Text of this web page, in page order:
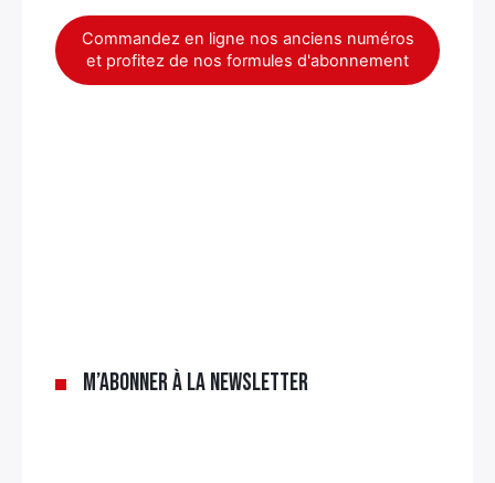
Commandez en ligne nos anciens numéros
et profitez de nos formules d'abonnement
M’abonner à la newsletter
Rechercher